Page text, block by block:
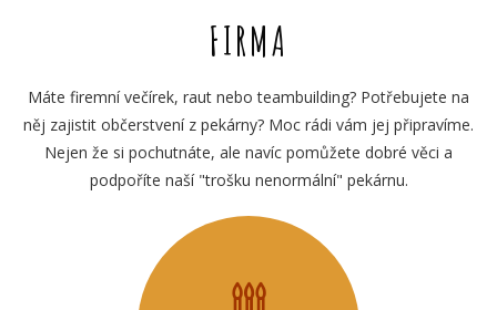
FIRMA
Máte firemní večírek, raut nebo teambuilding? Potřebujete na
něj zajistit občerstvení z pekárny? Moc rádi vám jej připravíme.
Nejen že si pochutnáte, ale navíc pomůžete dobré věci a
podpoříte naší "trošku nenormální" pekárnu.